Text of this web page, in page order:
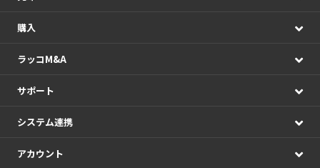
購入
ラッコM&A
サポート
システム連携
アカウント